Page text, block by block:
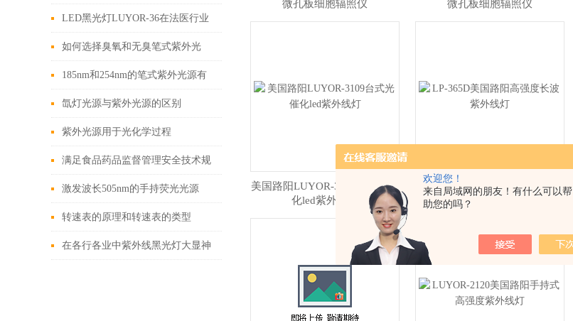
欢迎您！
来自局域网的朋友！有什么可以帮
助您的吗？
置？
LED黑光灯LUYOR-36在法医行业
的应用
如何选择臭氧和无臭笔式紫外光
源？
185nm和254nm的笔式紫外光源有
什么区别？
氙灯光源与紫外光源的区别
紫外光源用于光化学过程
满足食品药品监督管理安全技术规
范《皮肤光过敏反应试验方法》的
紫外光源
激发波长505nm的手持荧光光源
转速表的原理和转速表的类型
在各行各业中紫外线黑光灯大显神
微孔板细胞辐照仪
微孔板细胞辐照仪
美国路阳LUYOR-3109台式光催
化led紫外线灯
LP-365D美国路阳高强度长波紫